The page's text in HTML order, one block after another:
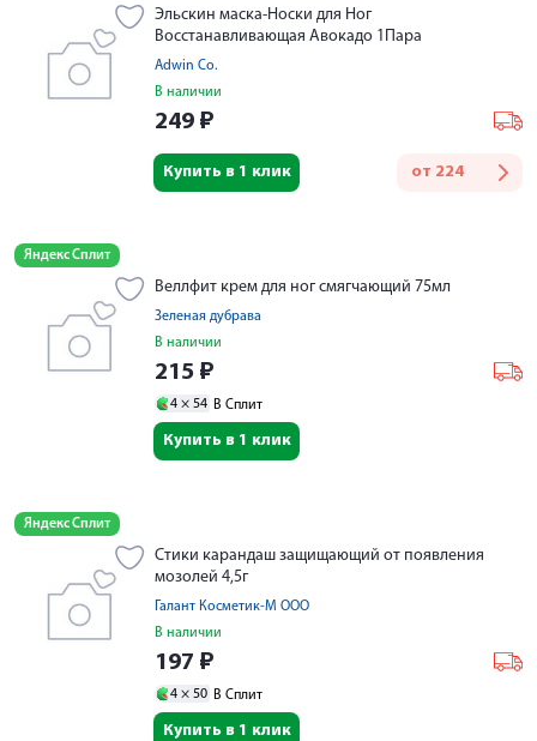
Эльскин маска-Носки для Ног
Восстанавливающая Авокадо 1Пара
Adwin Co.
В наличии
249 ₽
от 224
Купить в 1 клик
Яндекс Сплит
Веллфит крем для ног смягчающий 75мл
Зеленая дубрава
В наличии
215 ₽
4 × 54 В Сплит
Купить в 1 клик
Яндекс Сплит
Стики карандаш защищающий от появления
мозолей 4,5г
Галант Косметик-М ООО
В наличии
197 ₽
4 × 50 В Сплит
Купить в 1 клик